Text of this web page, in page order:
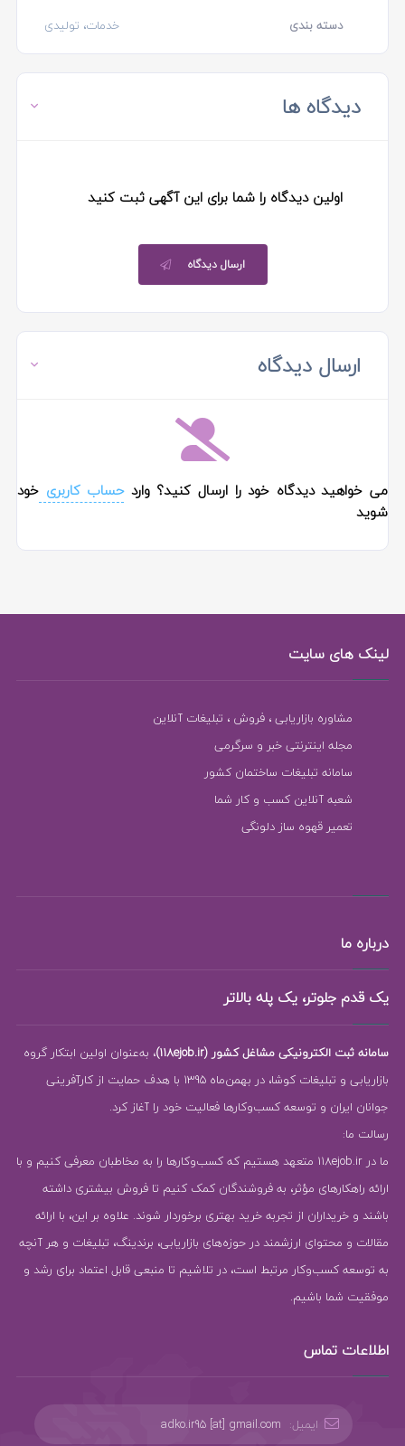
دسته بندی خدمات، تولیدی
دیدگاه ها
اولین دیدگاه را شما برای این آگهی ثبت کنید
ارسال دیدگاه
ارسال دیدگاه
می خواهید دیدگاه خود را ارسال کنید؟ واردحساب کاربریخود
شوید
لینک های سایت
مشاوره بازاریابی ، فروش ، تبلیغات آنلاین
مجله اینترنتی خبر و سرگرمی
سامانه تبلیغات ساختمان کشور
شعبه آنلاین کسب و کار شما
تعمیر قهوه ساز دلونگی
درباره ما
یک قدم جلوتر، یک پله بالاتر
سامانه ثبت الکترونیکی مشاغل کشور (118ejob.ir)
، به‌عنوان اولین ابتکار گروه
بازاریابی و تبلیغات کوشا، در بهمن‌ماه 1395 با هدف حمایت از کارآفرینی
جوانان ایران و توسعه کسب‌وکارها فعالیت خود را آغاز کرد.
رسالت ما:
ما در 118ejob.ir متعهد هستیم که کسب‌وکارها را به مخاطبان معرفی کنیم و با
ارائه راهکارهای مؤثر، به فروشندگان کمک کنیم تا فروش بیشتری داشته
باشند و خریداران از تجربه خرید بهتری برخوردار شوند. علاوه بر این، با ارائه
مقالات و محتوای ارزشمند در حوزه‌های بازاریابی، برندینگ، تبلیغات و هر آنچه
به توسعه کسب‌وکار مرتبط است، در تلاشیم تا منبعی قابل اعتماد برای رشد و
موفقیت شما باشیم.
اطلاعات تماس
ایمیل: adko.ir95 [at] gmail.com